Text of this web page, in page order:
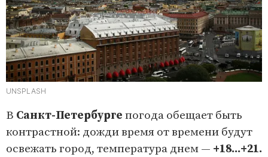
UNSPLASH
В Санкт-Петербурге погода обещает быть
контрастной: дожди время от времени будут
освежать город, температура днем — +18...+21.